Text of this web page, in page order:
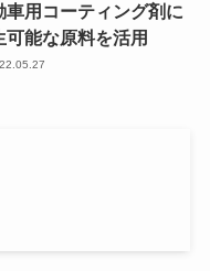
車用コーティング剤に
可能な原料を活用